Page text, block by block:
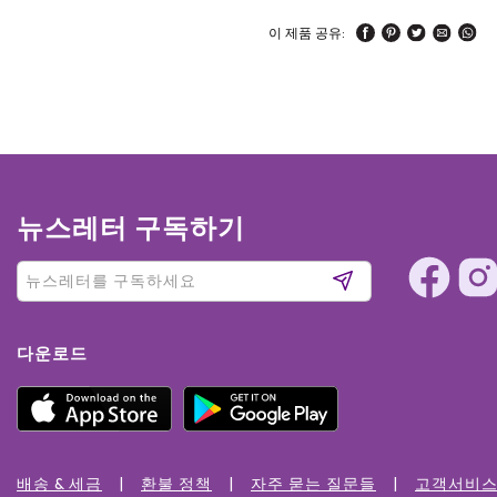
이 제품 공유:
뉴스레터 구독하기
다운로드
배송 & 세금 환불 정책 자주 묻는 질문들 고객서비